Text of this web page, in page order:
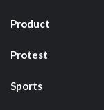
Product
Protest
Sports